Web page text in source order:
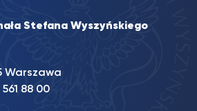
Stefana Wyszyńskiego
Warszawa
88 00